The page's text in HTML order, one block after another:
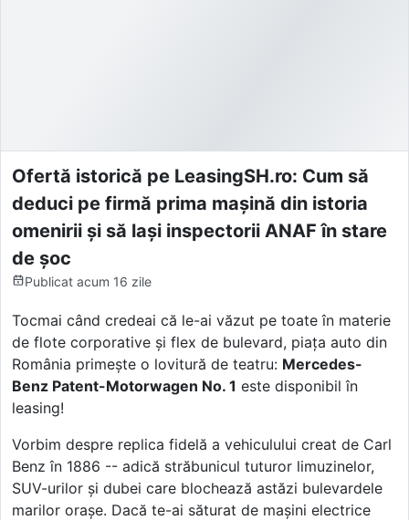
Ofertă istorică pe LeasingSH.ro: Cum să
deduci pe firmă prima mașină din istoria
omenirii și să lași inspectorii ANAF în stare
de șoc
Publicat acum 16 zile
Tocmai când credeai că le-ai văzut pe toate în materie
de flote corporative și flex de bulevard, piața auto din
România primește o lovitură de teatru: Mercedes-
Benz Patent-Motorwagen No. 1 este disponibil în
leasing!
Vorbim despre replica fidelă a vehiculului creat de Carl
Benz în 1886 -- adică străbunicul tuturor limuzinelor,
SUV-urilor și dubei care blochează astăzi bulevardele
marilor orașe. Dacă te-ai săturat de mașini electrice